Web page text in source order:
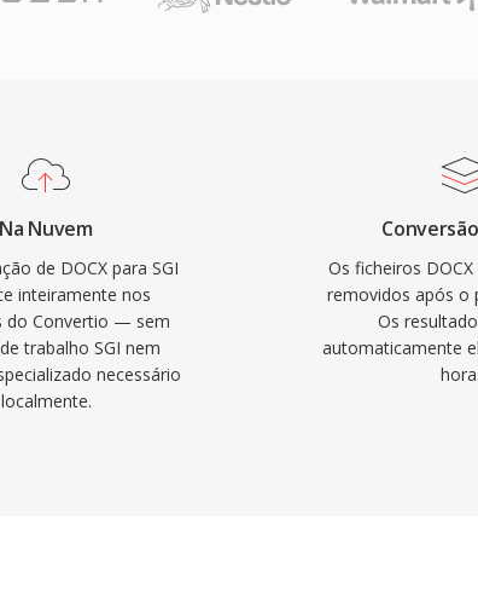
Na Nuvem
de DOCX para SGI
inteiramente nos
do Convertio — sem
trabalho SGI nem
necessário
localmente.
Os ficheiros
removidos após o
Os
automaticamente